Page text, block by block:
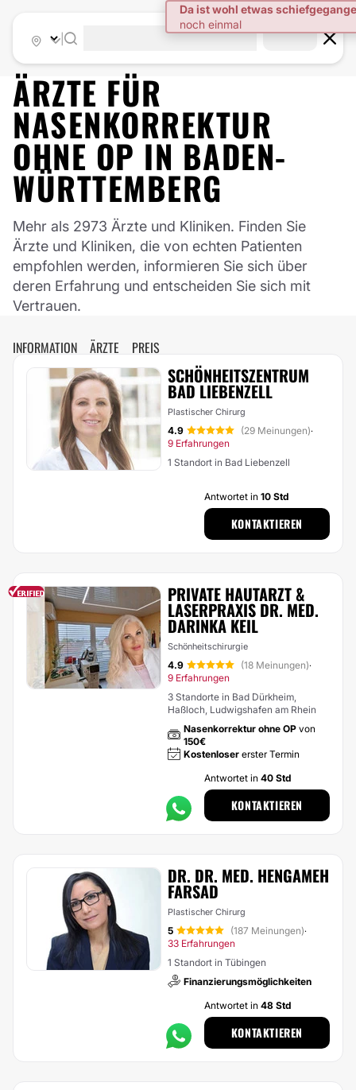
ÄRZTE FÜR
NASENKORREKTUR
OHNE OP IN BADEN-
WÜRTTEMBERG
Mehr als 2973 Ärzte und Kliniken. Finden Sie
Ärzte und Kliniken, die von echten Patienten
empfohlen werden, informieren Sie sich über
deren Erfahrung und entscheiden Sie sich mit
Vertrauen.
INFORMATION ÄRZTE PREIS
SCHÖNHEITSZENTRUM
BAD LIEBENZELL
Plastischer Chirurg
4.9 (29 Meinungen)·
9 Erfahrungen
1 Standort in Bad Liebenzell
Antwortet in 10 Std
KONTAKTIEREN
PRIVATE HAUTARZT &
LASERPRAXIS DR. MED.
DARINKA KEIL
Schönheitschirurgie
4.9 (18 Meinungen)·
9 Erfahrungen
3 Standorte in Bad Dürkheim,
Haßloch, Ludwigshafen am Rhein
Nasenkorrektur ohne OP von
150€
Kostenloser erster Termin
Antwortet in 40 Std
KONTAKTIEREN
DR. DR. MED. HENGAMEH
FARSAD
Plastischer Chirurg
5 (187 Meinungen)·
33 Erfahrungen
1 Standort in Tübingen
Finanzierungsmöglichkeiten
Antwortet in 48 Std
KONTAKTIEREN